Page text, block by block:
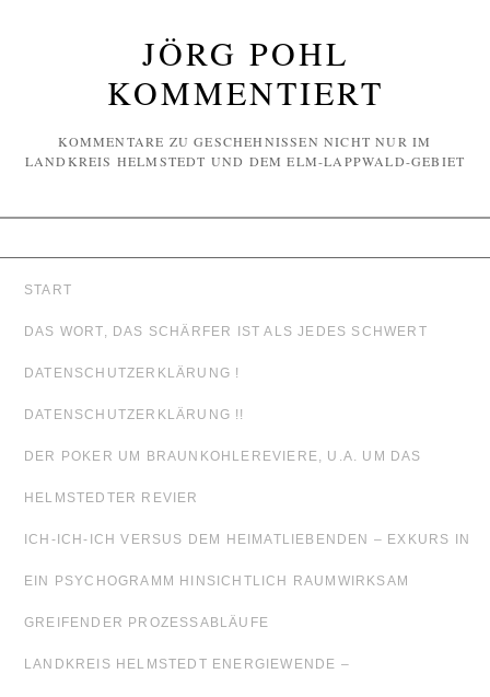
JÖRG POHL
KOMMENTIERT
KOMMENTARE ZU GESCHEHNISSEN NICHT NUR IM
LANDKREIS HELMSTEDT UND DEM ELM-LAPPWALD-GEBIET
START
DAS WORT, DAS SCHÄRFER IST ALS JEDES SCHWERT
DATENSCHUTZERKLÄRUNG !
DATENSCHUTZERKLÄRUNG !!
DER POKER UM BRAUNKOHLEREVIERE, U.A. UM DAS
HELMSTEDTER REVIER
ICH-ICH-ICH VERSUS DEM HEIMATLIEBENDEN – EXKURS IN
EIN PSYCHOGRAMM HINSICHTLICH RAUMWIRKSAM
GREIFENDER PROZESSABLÄUFE
LANDKREIS HELMSTEDT ENERGIEWENDE –